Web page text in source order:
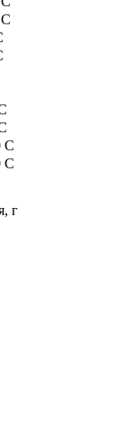
С
С
С
г